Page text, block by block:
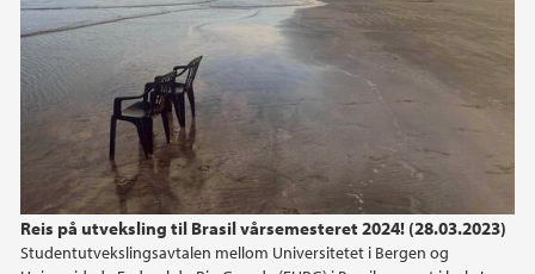
Reis på utveksling til Brasil vårsemesteret 2024! (28.03.2023)
Studentutvekslingsavtalen mellom Universitetet i Bergen og